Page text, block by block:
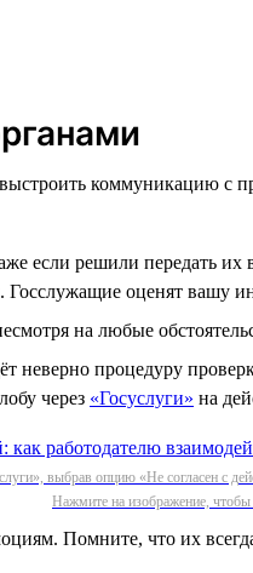
коммуникацию с
если решили передать
оценят вашу
на любые
неверно процедуру
через «Госуслуги» на
выбрав опцию «Не согласен с
Нажмите на изображение, чтобы
Помните, что их